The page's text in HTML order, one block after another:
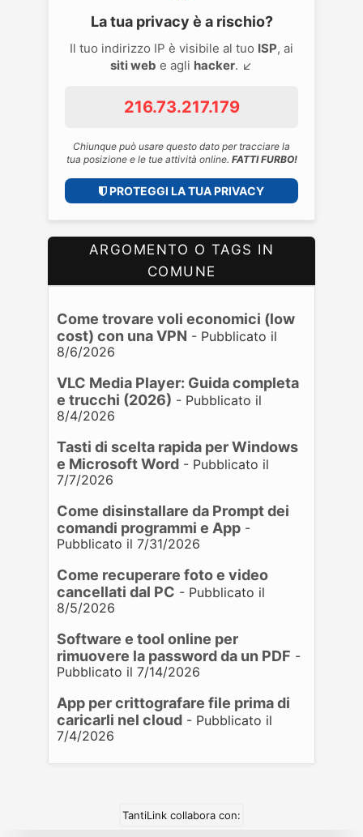
La tua privacy è a rischio?
Il tuo indirizzo IP è visibile al tuo ISP, ai
siti web e agli hacker. ↙️
216.73.217.179
Chiunque può usare questo dato per tracciare la
tua posizione e le tue attività online. FATTI FURBO!
PROTEGGI LA TUA PRIVACY
ARGOMENTO O TAGS IN
COMUNE
Come trovare voli economici (low
cost) con una VPN - Pubblicato il
8/6/2026
VLC Media Player: Guida completa
e trucchi (2026) - Pubblicato il
8/4/2026
Tasti di scelta rapida per Windows
e Microsoft Word - Pubblicato il
7/7/2026
Come disinstallare da Prompt dei
comandi programmi e App -
Pubblicato il 7/31/2026
Come recuperare foto e video
cancellati dal PC - Pubblicato il
8/5/2026
Software e tool online per
rimuovere la password da un PDF -
Pubblicato il 7/14/2026
App per crittografare file prima di
caricarli nel cloud - Pubblicato il
7/4/2026
TantiLink collabora con: